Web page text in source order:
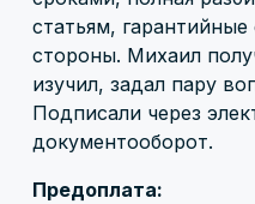
статьям,
стороны. Михаил
изучил, задал пару
Подписали через
документооборот.
Предоплата: